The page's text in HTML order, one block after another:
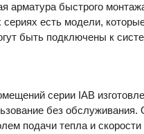
арматура быстрого
сериях есть модели,
быть подключены к
серии IAB
без
подачи тепла и